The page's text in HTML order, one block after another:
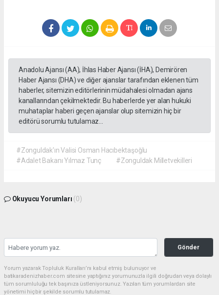
Anadolu Ajansı (AA), İhlas Haber Ajansı (İHA), Demirören
Haber Ajansı (DHA) ve diğer ajanslar tarafından eklenen tüm
haberler, sitemizin editörlerinin müdahalesi olmadan ajans
kanallarından çekilmektedir. Bu haberlerde yer alan hukuki
muhataplar haberi geçen ajanslar olup sitemizin hiç bir
editörü sorumlu tutulamaz...
#Zonguldak'ın Valisi Osman Hacıbektaşoğlu
#Adalet Bakanı Yılmaz Tunç
#Zonguldak Milletvekilleri
Okuyucu Yorumları (0)
Gönder
Yorum yazarak Topluluk Kuralları’nı kabul etmiş bulunuyor ve
batikaradenizhaber.com sitesine yaptığınız yorumunuzla ilgili doğrudan veya dolaylı
tüm sorumluluğu tek başınıza üstleniyorsunuz. Yazılan tüm yorumlardan site
yönetimi hiçbir şekilde sorumlu tutulamaz.